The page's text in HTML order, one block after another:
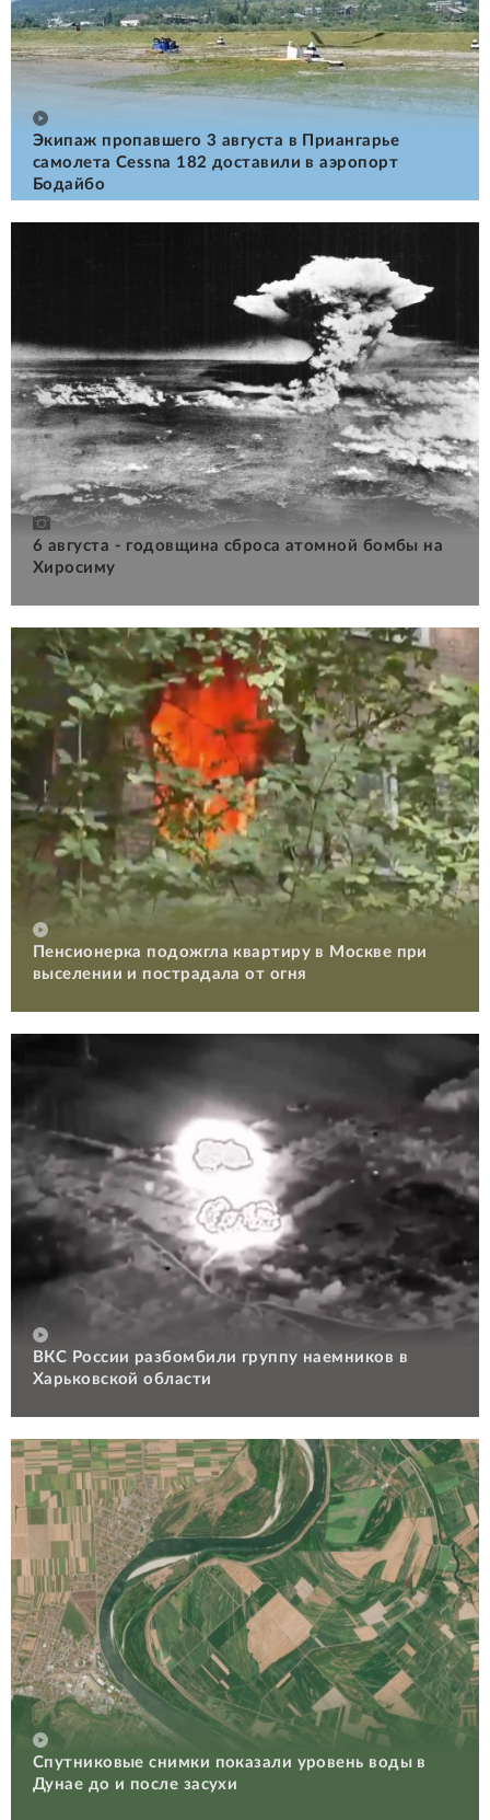
Экипаж пропавшего 3 августа в Приангарье
самолета Cessna 182 доставили в аэропорт
Бодайбо
6 августа - годовщина сброса атомной бомбы на
Хиросиму
Пенсионерка подожгла квартиру в Москве при
выселении и пострадала от огня
ВКС России разбомбили группу наемников в
Харьковской области
Спутниковые снимки показали уровень воды в
Дунае до и после засухи